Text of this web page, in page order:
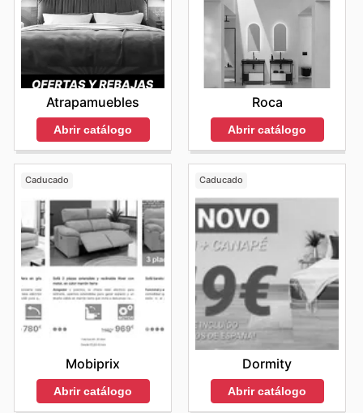
Atrapamuebles
Abrir catálogo
Roca
Abrir catálogo
Caducado
Mobiprix
Abrir catálogo
Caducado
Dormity
Abrir catálogo